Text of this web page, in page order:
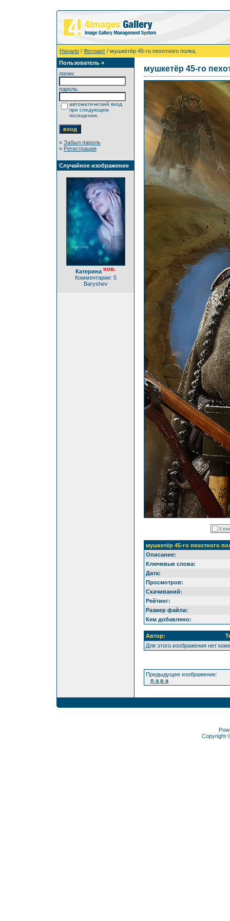
Начало / Фотоарт / мушкетёр 45-го пехотного полка.
Пользователь »
логин:
пароль:
автоматический вход
при следующем
посещении.
» Забыл пароль
» Регистрация
Случайное изображение
Катерина нов.
Комментарии: 5
Baryshev
мушкетёр 45-го
мушкетёр 45-го пехотного
Описание:
Ключевые слова:
Дата:
Просмотров:
Скачиваний:
Рейтинг:
Размер файла:
Кем добавлено:
Автор:
Для этого изображения нет
Предыдущее изображение:
п а р а
Copyright